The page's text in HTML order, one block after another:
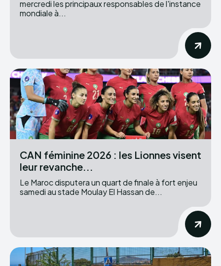
mercredi les principaux responsables de l'instance
mondiale à...
CAN féminine 2026 : les Lionnes visent
leur revanche...
Le Maroc disputera un quart de finale à fort enjeu
samedi au stade Moulay El Hassan de...